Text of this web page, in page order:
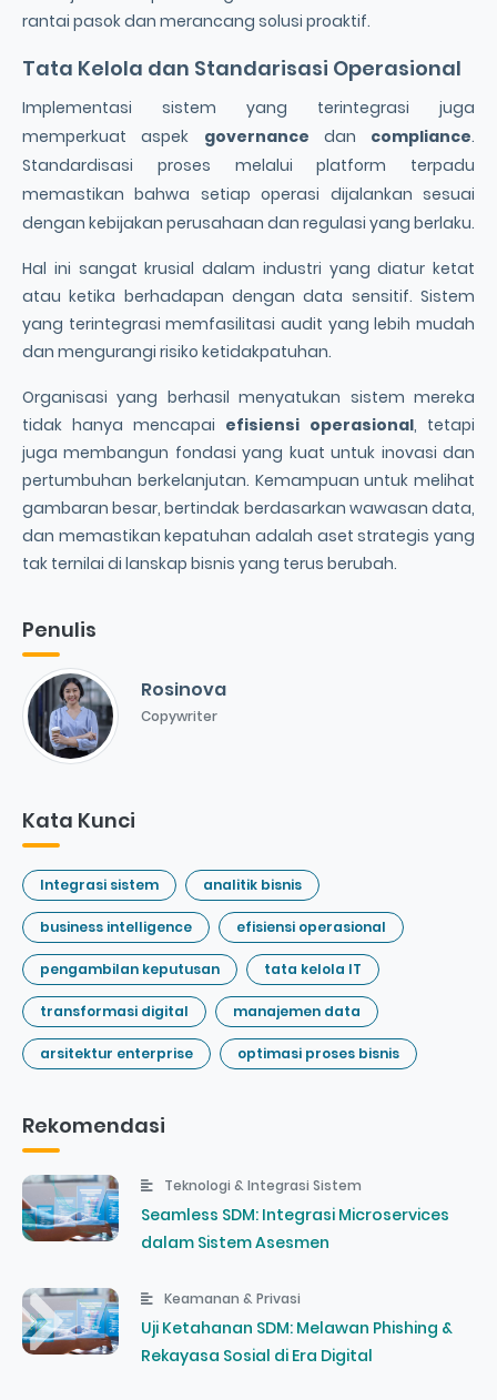
rantai pasok dan merancang solusi proaktif.
Tata Kelola dan Standarisasi Operasional
Implementasi sistem yang terintegrasi juga
memperkuat aspek governance dan compliance.
Standardisasi proses melalui platform terpadu
memastikan bahwa setiap operasi dijalankan sesuai
dengan kebijakan perusahaan dan regulasi yang berlaku.
Hal ini sangat krusial dalam industri yang diatur ketat
atau ketika berhadapan dengan data sensitif. Sistem
yang terintegrasi memfasilitasi audit yang lebih mudah
dan mengurangi risiko ketidakpatuhan.
Organisasi yang berhasil menyatukan sistem mereka
tidak hanya mencapai efisiensi operasional, tetapi
juga membangun fondasi yang kuat untuk inovasi dan
pertumbuhan berkelanjutan. Kemampuan untuk melihat
gambaran besar, bertindak berdasarkan wawasan data,
dan memastikan kepatuhan adalah aset strategis yang
tak ternilai di lanskap bisnis yang terus berubah.
Penulis
Rosinova
Copywriter
Kata Kunci
Integrasi sistem analitik bisnis
business intelligence efisiensi operasional
pengambilan keputusan tata kelola IT
transformasi digital manajemen data
arsitektur enterprise optimasi proses bisnis
Rekomendasi
Teknologi & Integrasi Sistem
Seamless SDM: Integrasi Microservices
dalam Sistem Asesmen
Keamanan & Privasi
Uji Ketahanan SDM: Melawan Phishing &
Rekayasa Sosial di Era Digital